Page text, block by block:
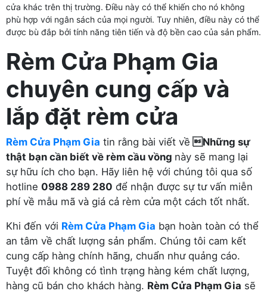
cửa khác trên thị trường. Điều này có thể khiến cho nó không
phù hợp với ngân sách của mọi người. Tuy nhiên, điều này có thể
được bù đắp bởi tính năng tiên tiến và độ bền cao của sản phẩm.
Rèm Cửa Phạm Gia
chuyên cung cấp và
lắp đặt rèm cửa
Rèm Cửa Phạm Gia tin rằng bài viết về Những sự
thật bạn cần biết về rèm cầu vồng này sẽ mang lại
sự hữu ích cho bạn. Hãy liên hệ với chúng tôi qua số
hotline 0988 289 280 để nhận được sự tư vấn miễn
phí về mẫu mã và giá cả rèm cửa một cách tốt nhất.
Khi đến với Rèm Cửa Phạm Gia bạn hoàn toàn có thể
an tâm về chất lượng sản phẩm. Chúng tôi cam kết
cung cấp hàng chính hãng, chuẩn như quảng cáo.
Tuyệt đối không có tình trạng hàng kém chất lượng,
hàng cũ bán cho khách hàng. Rèm Cửa Phạm Gia sẽ